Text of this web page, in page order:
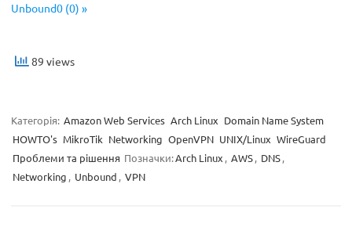
Unbound0 (0) »
89 views
Категорія: Amazon Web Services Arch Linux Domain Name System
HOWTO's MikroTik Networking OpenVPN UNIX/Linux WireGuard
Проблеми та рішення Позначки:Arch Linux , AWS, DNS,
Networking , Unbound , VPN